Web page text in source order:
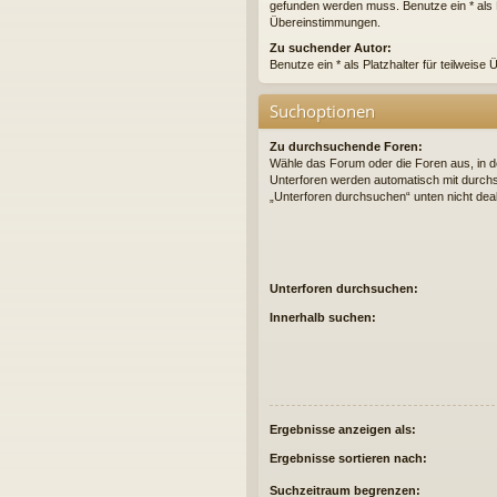
gefunden werden muss. Benutze ein * als
Übereinstimmungen.
Zu suchender Autor:
Benutze ein * als Platzhalter für teilweise
Suchoptionen
Zu durchsuchende Foren:
Wähle das Forum oder die Foren aus, in
Unterforen werden automatisch mit
„Unterforen durchsuchen“ unten nicht
Unterforen durchsuchen:
Innerhalb suchen:
Ergebnisse anzeigen als:
Ergebnisse sortieren nach:
Suchzeitraum begrenzen: